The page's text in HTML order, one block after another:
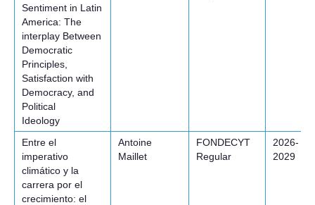
Sentiment in Latin
America: The
interplay Between
Democratic
Principles,
Satisfaction with
Democracy, and
Political
Ideology
Entre el
imperativo
climático y la
carrera por el
crecimiento: el
Antoine
Maillet
FONDECYT
Regular
2026-
2029